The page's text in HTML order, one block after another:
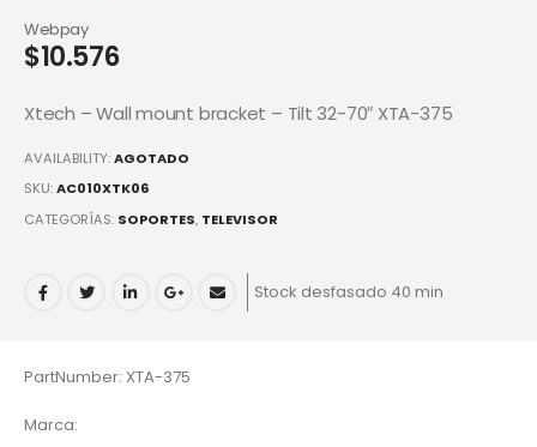
$10.576
Webpay
Xtech – Wall mount bracket – Tilt 32-70″ XTA-375
AVAILABILITY:AGOTADO
SKU:AC010XTK06
CATEGORÍAS: SOPORTES, TELEVISOR
Stock desfasado 40 min
PartNumber: XTA-375
Marca: